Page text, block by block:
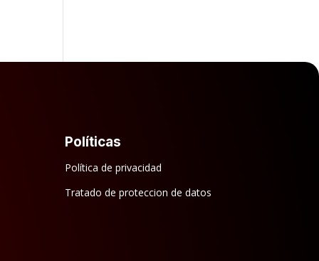
Políticas
Política de privacidad
Tratado de proteccion de datos